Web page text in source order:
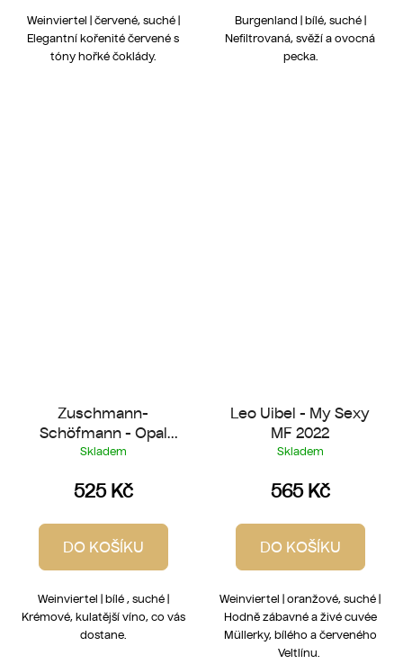
Weinviertel | červené, suché |
Elegantní kořenité červené s
tóny hořké čoklády.
Burgenland | bílé, suché |
Nefiltrovaná, svěží a ovocná
pecka.
Zuschmann-
Schöfmann - Opal
Chardonnay 2020
Skladem
525 Kč
DO KOŠÍKU
Weinviertel | bílé , suché |
Krémové, kulatější víno, co vás
dostane.
Leo Uibel - My Sexy
MF 2022
Skladem
565 Kč
DO KOŠÍKU
Weinviertel | oranžové, suché |
Hodně zábavné a živé cuvée
Müllerky, bílého a červeného
Veltlínu.